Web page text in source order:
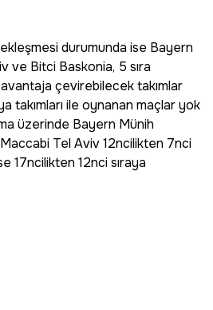
durumunda ise Bayern
ve Bitci Baskonia, 5 sıra
çevirebilecek takımlar
takımları ile oynanan maçlar yok
üzerinde Bayern Münih
Maccabi Tel Aviv 12ncilikten 7nci
17ncilikten 12nci sıraya